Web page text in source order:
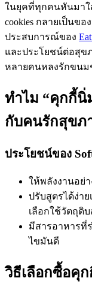
ในยุคที่ทุกคนหันมาใ
cookies กลายเป็นข
ประสบการณ์ของ
และประโยชน์ต่อสุข
หลายคนหลงรักขน
ทำไม “คุกกี้นิ่
กับคนรักสุขภ
ประโยชน์ของ
ให้พลังงานอย่า
ปรับสูตรได้ง่า
เลือกใช้วัตถุดิ
มีสารอาหารที่
ไขมันดี
วิธีเลือกซื้อคุ